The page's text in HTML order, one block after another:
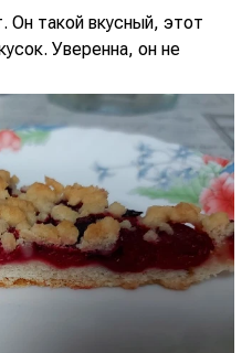
Он такой вкусный, этот
Уверенна, он не